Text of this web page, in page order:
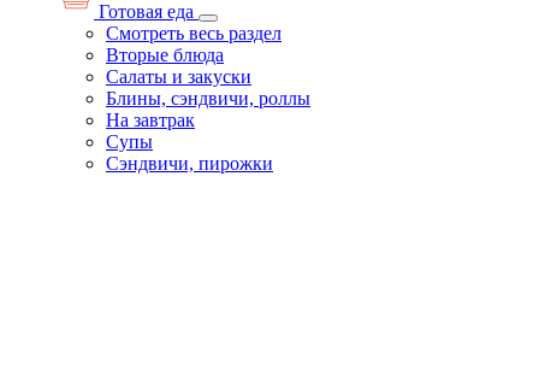
Готовая еда
Смотреть весь раздел
Вторые блюда
Салаты и закуски
Блины, сэндвичи, роллы
На завтрак
Супы
Сэндвичи, пирожки